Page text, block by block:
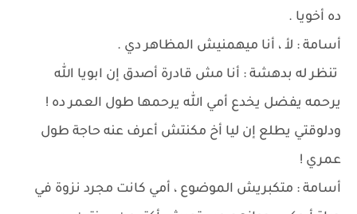
ده أخويا .
أسامة : لأ ، أنا ميهمنيش المظاهر دي .
تنظر له بدهشة : أنا مش قادرة أصدق إن ابويا الله
يرحمه يفضل يخدع أمي الله يرحمها طول العمر ده !
ودلوقتي يطلع إن ليا أخ مكنتش أعرف عنه حاجة طول
عمري !
أسامة : متكبريش الموضوع ، أمي كانت مجرد نزوة في